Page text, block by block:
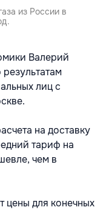
из России в
Валерий
лиц с
на доставку
тариф на
чем в
цены для конечных